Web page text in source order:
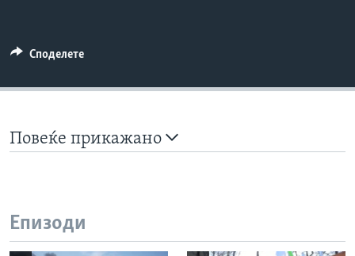
Споделете
Повеќе прикажано
Епизоди